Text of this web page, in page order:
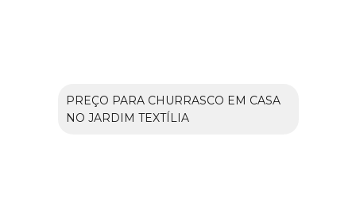
PREÇO PARA CHURRASCO EM CASA
NO JARDIM TEXTÍLIA